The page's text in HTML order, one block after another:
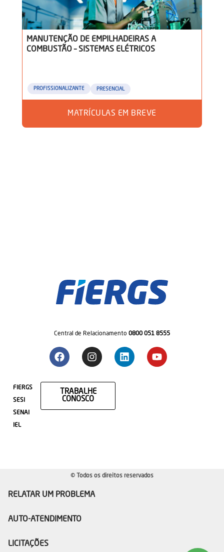
MANUTENÇÃO DE EMPILHADEIRAS A
COMBUSTÃO – SISTEMAS ELÉTRICOS
PRESENCIAL
PROFISSIONALIZANTE
MATRÍCULAS EM BREVE
Central de Relacionamento 0800 051 8555
FIERGS
SESI
SENAI
IEL
TRABALHE
CONOSCO
© Todos os direitos reservados
RELATAR UM PROBLEMA
AUTO-ATENDIMENTO
LICITAÇÕES